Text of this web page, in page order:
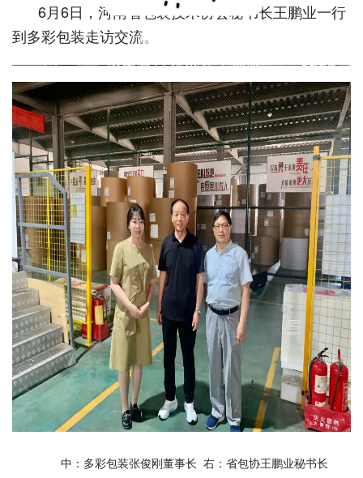
6月6日，河南省包装技术协会秘书长王鹏业一行
到多彩包装走访交流。
中：多彩包装张俊刚董事长 右：省包协王鹏业秘书长